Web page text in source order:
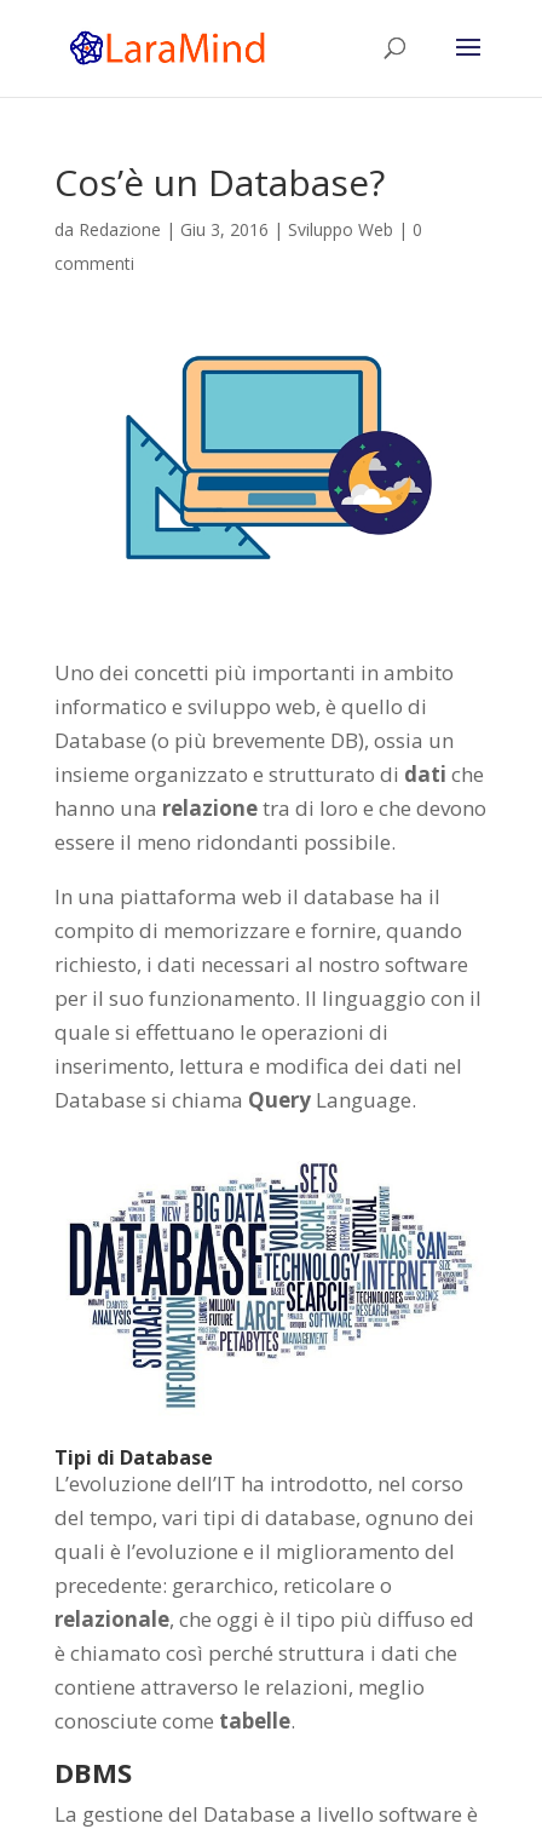
Cos’è un Database?
da Redazione | Giu 3, 2016 | Sviluppo Web | 0
commenti
Uno dei concetti più importanti in ambito
informatico e sviluppo web, è quello di
Database (o più brevemente DB), ossia un
insieme organizzato e strutturato di dati che
hanno una relazionetra di loro e che devono
essere il meno ridondanti possibile.
In una piattaforma web il database ha il
compito di memorizzare e fornire, quando
richiesto, i dati necessari al nostro software
per il suo funzionamento. Il linguaggio con il
quale si effettuano le operazioni di
inserimento, lettura e modifica dei dati nel
Database si chiama QueryLanguage.
Tipi di Database
L’evoluzione dell’IT ha introdotto, nel corso
del tempo, vari tipi di database, ognuno dei
quali è l’evoluzione e il miglioramento del
precedente: gerarchico, reticolare o
relazionale, che oggi è il tipo più diffuso ed
è chiamato così perché struttura i dati che
contiene attraverso le relazioni, meglio
conosciute come tabelle.
DBMS
La gestione del Database a livello software è